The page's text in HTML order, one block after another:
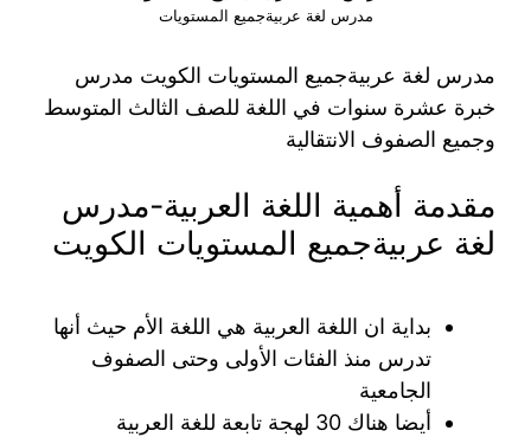
مدرس لغة عربيةجميع المستويات
مدرس لغة عربيةجميع المستويات الكويت مدرس
خبرة عشرة سنوات في اللغة للصف الثالث المتوسط
وجميع الصفوف الانتقالية
مقدمة أهمية اللغة العربية-مدرس
لغة عربيةجميع المستويات الكويت
بداية ان اللغة العربية هي اللغة الأم حيث أنها
تدرس منذ الفئات الأولى وحتى الصفوف
الجامعية
أيضا هناك 30 لهجة تابعة للغة العربية